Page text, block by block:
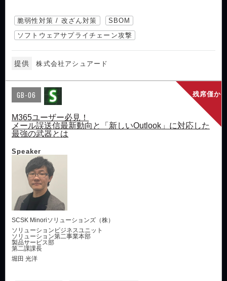
脆弱性対策 / 改ざん対策
SBOM
ソフトウェアサプライチェーン攻撃
提供 株式会社アシュアード
残席僅か
GB-06
M365ユーザー必見！
メール誤送信最新動向と「新しいOutlook」に対応した
最強の武器とは
Speaker
SCSK Minoriソリューションズ（株）
ソリューションビジネスユニット
ソリューション第二事業本部
製品サービス部
第二課課長
堀田 光洋